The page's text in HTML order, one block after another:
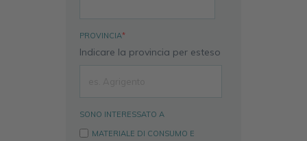
PROVINCIA*
Indicare la provincia per esteso
SONO INTERESSATO A
MATERIALE DI CONSUMO E